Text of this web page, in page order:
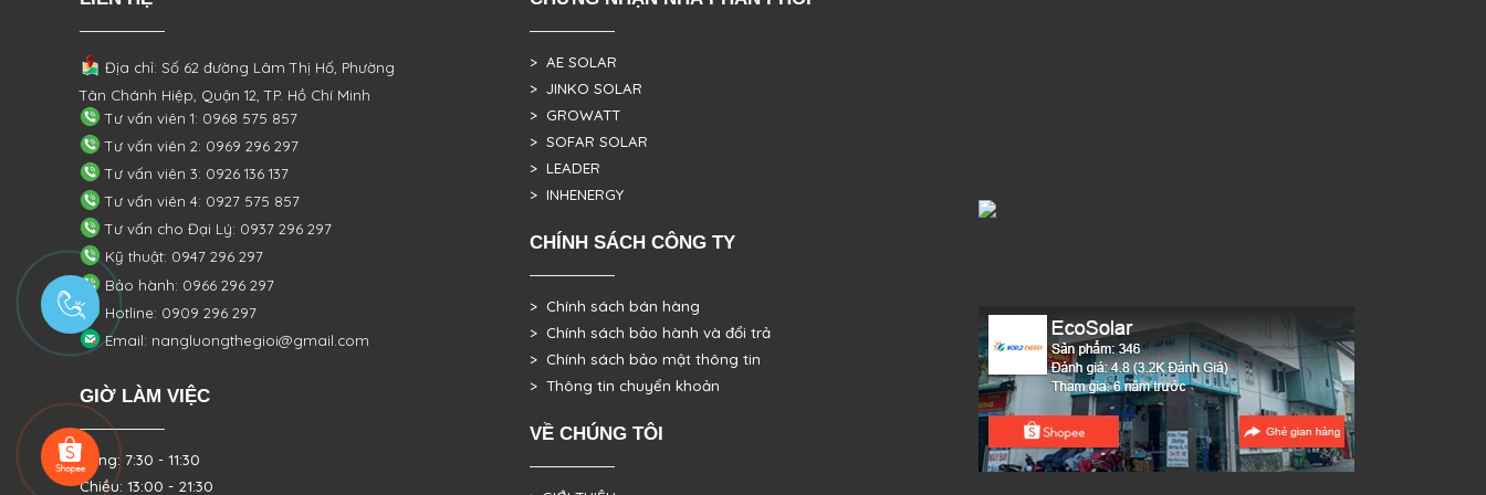
Địa chỉ: Số 62 đường Lâm Thị Hố, Phường
Tân Chánh Hiệp, Quận 12, TP. Hồ Chí Minh
Tư vấn viên 1: 0968 575 857
Tư vấn viên 2: 0969 296 297
Tư vấn viên 3: 0926 136 137
Tư vấn viên 4: 0927 575 857
Tư vấn cho Đại Lý: 0937 296 297
Kỹ thuật: 0947 296 297
Bảo hành: 0966 296 297
Hotline: 0909 296 297
Email: nangluongthegioi@gmail.com
GIỜ LÀM VIỆC
Sáng: 7:30 - 11:30
Chiều: 13:00 - 21:30
> AE SOLAR
> JINKO SOLAR
> GROWATT
> SOFAR SOLAR
> LEADER
> INHENERGY
CHÍNH SÁCH CÔNG TY
> Chính sách bán hàng
> Chính sách bảo hành và đổi trả
> Chính sách bảo mật thông tin
> Thông tin chuyển khoản
VỀ CHÚNG TÔI